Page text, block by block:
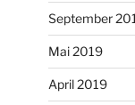
September
Mai 2019
April 2019